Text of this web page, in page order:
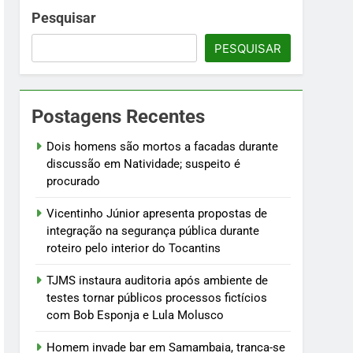
com Bob Esponja e Lula Molusco
e testam modelos para uso
Pesquisar
PESQUISAR
Postagens Recentes
Dois homens são mortos a facadas durante
discussão em Natividade; suspeito é
procurado
Vicentinho Júnior apresenta propostas de
integração na segurança pública durante
roteiro pelo interior do Tocantins
TJMS instaura auditoria após ambiente de
testes tornar públicos processos fictícios
com Bob Esponja e Lula Molusco
Homem invade bar em Samambaia, tranca-se